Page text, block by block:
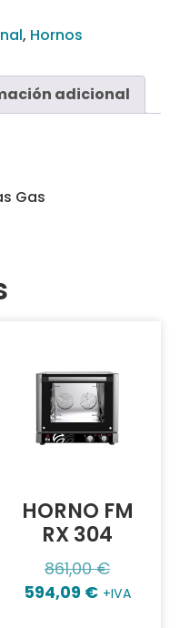
, Hornos
adicional
Gas
HORNO FM
RX 304
861,00€
594,09 € +IVA